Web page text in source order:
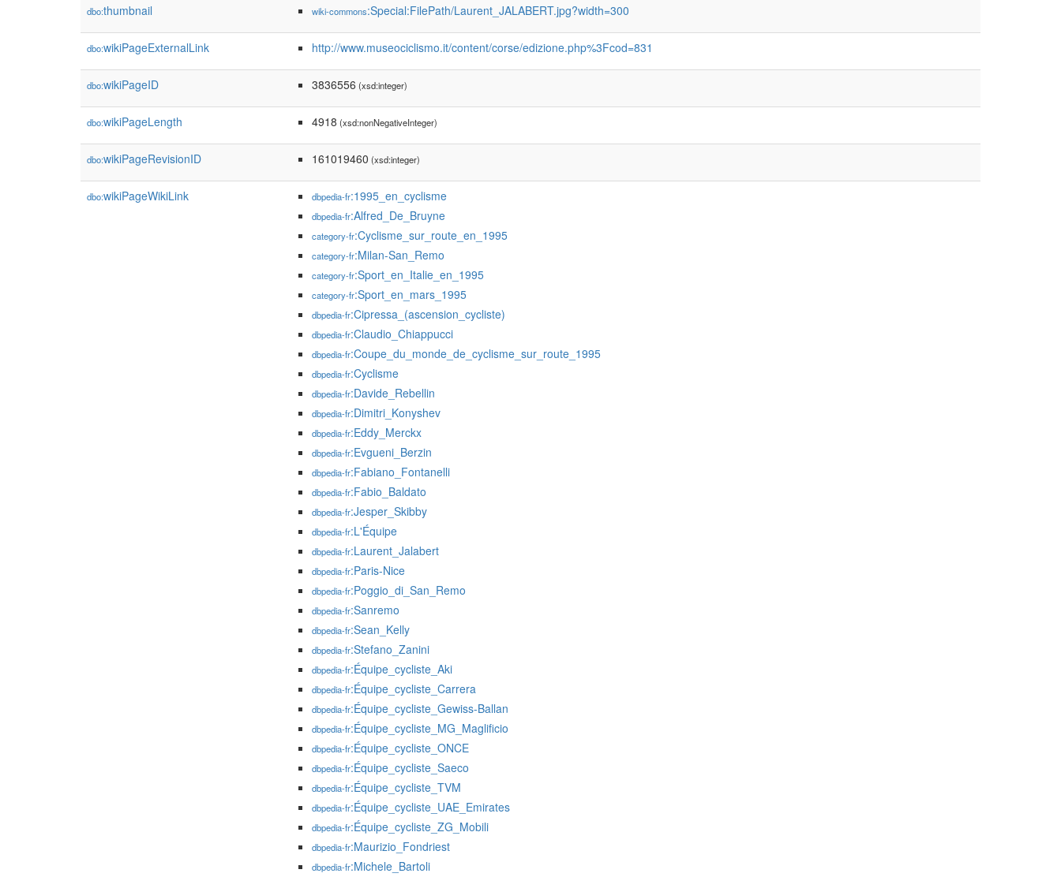
dbo:thumbnail wiki-commons:Special:FilePath/Laurent_JALABERT.jpg?width=300
dbo:wikiPageExternalLink http://www.museociclismo.it/content/corse/edizione.php%3Fcod=831
dbo:wikiPageID 3836556 (xsd:integer)
dbo:wikiPageLength 4918 (xsd:nonNegativeInteger)
dbo:wikiPageRevisionID 161019460 (xsd:integer)
dbo:wikiPageWikiLink dbpedia-fr:1995_en_cyclisme
dbpedia-fr:Alfred_De_Bruyne
category-fr:Cyclisme_sur_route_en_1995
category-fr:Milan-San_Remo
category-fr:Sport_en_Italie_en_1995
category-fr:Sport_en_mars_1995
dbpedia-fr:Cipressa_(ascension_cycliste)
dbpedia-fr:Claudio_Chiappucci
dbpedia-fr:Coupe_du_monde_de_cyclisme_sur_route_1995
dbpedia-fr:Cyclisme
dbpedia-fr:Davide_Rebellin
dbpedia-fr:Dimitri_Konyshev
dbpedia-fr:Eddy_Merckx
dbpedia-fr:Evgueni_Berzin
dbpedia-fr:Fabiano_Fontanelli
dbpedia-fr:Fabio_Baldato
dbpedia-fr:Jesper_Skibby
dbpedia-fr:L'Équipe
dbpedia-fr:Laurent_Jalabert
dbpedia-fr:Paris-Nice
dbpedia-fr:Poggio_di_San_Remo
dbpedia-fr:Sanremo
dbpedia-fr:Sean_Kelly
dbpedia-fr:Stefano_Zanini
dbpedia-fr:Équipe_cycliste_Aki
dbpedia-fr:Équipe_cycliste_Carrera
dbpedia-fr:Équipe_cycliste_Gewiss-Ballan
dbpedia-fr:Équipe_cycliste_MG_Maglificio
dbpedia-fr:Équipe_cycliste_ONCE
dbpedia-fr:Équipe_cycliste_Saeco
dbpedia-fr:Équipe_cycliste_TVM
dbpedia-fr:Équipe_cycliste_UAE_Emirates
dbpedia-fr:Équipe_cycliste_ZG_Mobili
dbpedia-fr:Maurizio_Fondriest
dbpedia-fr:Michele_Bartoli